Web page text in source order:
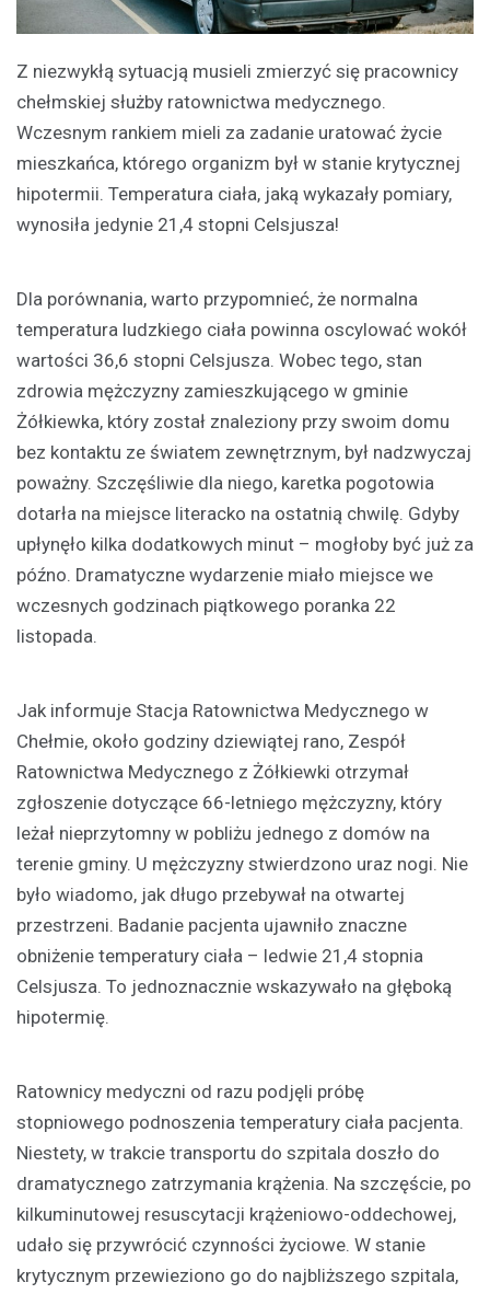
Z niezwykłą sytuacją musieli zmierzyć się pracownicy
chełmskiej służby ratownictwa medycznego.
Wczesnym rankiem mieli za zadanie uratować życie
mieszkańca, którego organizm był w stanie krytycznej
hipotermii. Temperatura ciała, jaką wykazały pomiary,
wynosiła jedynie 21,4 stopni Celsjusza!
Dla porównania, warto przypomnieć, że normalna
temperatura ludzkiego ciała powinna oscylować wokół
wartości 36,6 stopni Celsjusza. Wobec tego, stan
zdrowia mężczyzny zamieszkującego w gminie
Żółkiewka, który został znaleziony przy swoim domu
bez kontaktu ze światem zewnętrznym, był nadzwyczaj
poważny. Szczęśliwie dla niego, karetka pogotowia
dotarła na miejsce literacko na ostatnią chwilę. Gdyby
upłynęło kilka dodatkowych minut – mogłoby być już za
późno. Dramatyczne wydarzenie miało miejsce we
wczesnych godzinach piątkowego poranka 22
listopada.
Jak informuje Stacja Ratownictwa Medycznego w
Chełmie, około godziny dziewiątej rano, Zespół
Ratownictwa Medycznego z Żółkiewki otrzymał
zgłoszenie dotyczące 66-letniego mężczyzny, który
leżał nieprzytomny w pobliżu jednego z domów na
terenie gminy. U mężczyzny stwierdzono uraz nogi. Nie
było wiadomo, jak długo przebywał na otwartej
przestrzeni. Badanie pacjenta ujawniło znaczne
obniżenie temperatury ciała – ledwie 21,4 stopnia
Celsjusza. To jednoznacznie wskazywało na głęboką
hipotermię.
Ratownicy medyczni od razu podjęli próbę
stopniowego podnoszenia temperatury ciała pacjenta.
Niestety, w trakcie transportu do szpitala doszło do
dramatycznego zatrzymania krążenia. Na szczęście, po
kilkuminutowej resuscytacji krążeniowo-oddechowej,
udało się przywrócić czynności życiowe. W stanie
krytycznym przewieziono go do najbliższego szpitala,